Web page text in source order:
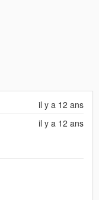
il y a 12 ans
il y a 12 ans